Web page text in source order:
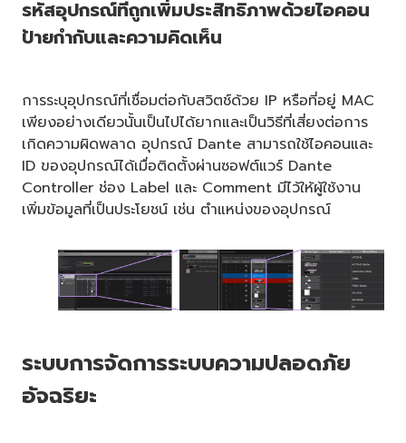
รหัสอุปกรณ์ที่ถูกเพิ่มประสิทธิภาพด้วยไอคอน
ป้ายกำกับและความคิดเห็น
การระบุอุปกรณ์ที่เชื่อมต่อกับสวิตช์ด้วย IP หรือที่อยู่ MAC
เพียงอย่างเดียวนั้นเป็นไปได้ยากและเป็นวิธีที่เสี่ยงต่อการ
เกิดความผิดพลาด อุปกรณ์ Dante สามารถใช้ไอคอนและ
ID ของอุปกรณ์ได้เมื่อติดตั้งผ่านซอฟต์แวร์ Dante
Controller ช่อง Label และ Comment มีไว้ให้ผู้ใช้งาน
เพิ่มข้อมูลที่เป็นประโยชน์ เช่น ตำแหน่งของอุปกรณ์
ระบบการจัดการระบบความปลอดภัย
อัจฉริยะ